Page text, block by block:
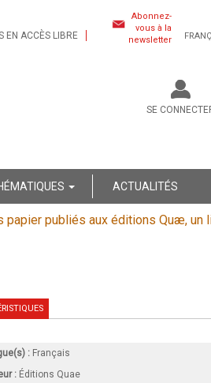
EN ACCÈS LIBRE
Abonnez-
vous à la
newsletter
SE
ACTUALITÉS
papier publiés aux éditions Quæ, un
: Français
: Éditions Quae